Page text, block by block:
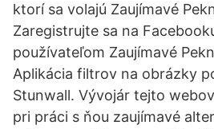
ktorí sa volajú Zaujímavé
Zaregistrujte sa na
používateľom Zaujímavé
Aplikácia filtrov na obrázky
Stunwall. Vývojár tejto
pri práci s ňou zaujímavé